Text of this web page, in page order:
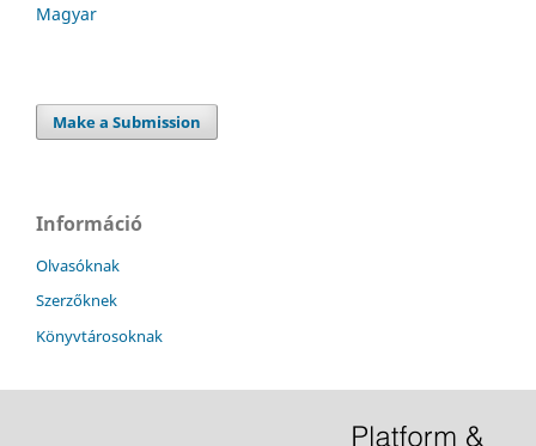
Magyar
Make a Submission
Információ
Olvasóknak
Szerzőknek
Könyvtárosoknak